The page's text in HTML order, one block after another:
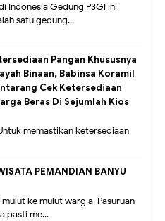
Indonesia Gedung P3GI ini
satu gedung...
Pangan Khususnya
Binaan, Babinsa Koramil
Cek Ketersediaan
Beras Di Sejumlah Kios
memastikan ketersediaan
PEMANDIAN BANYU
ke mulut warg a Pasuruan
pasti me...